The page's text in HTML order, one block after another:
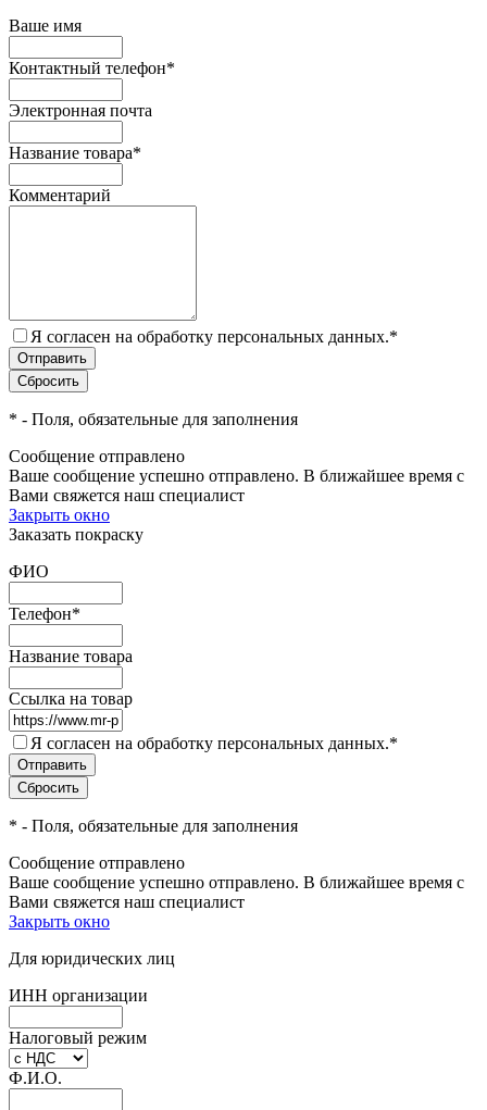
Ваше имя
Контактный телефон*
Электронная почта
Название товара*
Комментарий
Я согласен на обработку персональных данных.*
* - Поля, обязательные для заполнения
Сообщение отправлено
Ваше сообщение успешно отправлено. В ближайшее время с
Вами свяжется наш специалист
Закрыть окно
Заказать покраску
ФИО
Телефон*
Название товара
Ссылка на товар
Я согласен на обработку персональных данных.*
* - Поля, обязательные для заполнения
Сообщение отправлено
Ваше сообщение успешно отправлено. В ближайшее время с
Вами свяжется наш специалист
Закрыть окно
Для юридических лиц
ИНН организации
Налоговый режим
Ф.И.О.